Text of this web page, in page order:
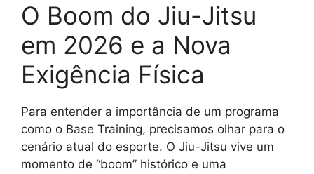
O Boom do Jiu-Jitsu
em 2026 e a Nova
Exigência Física
Para entender a importância de um programa
como o Base Training, precisamos olhar para o
cenário atual do esporte. O Jiu-Jitsu vive um
momento de “boom” histórico e uma